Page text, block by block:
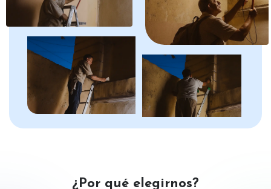
¿Por qué elegirnos?